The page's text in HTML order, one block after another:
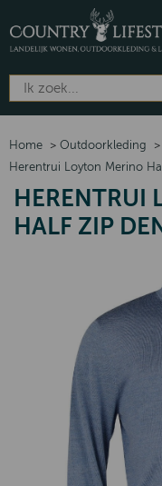
Home > Outdoorkleding >
Herentrui Loyton Merino
HERENTRUI
HALF ZIP